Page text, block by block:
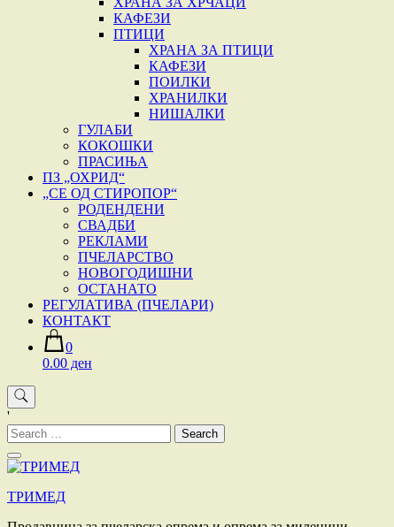
КАФЕЗИ
ПТИЦИ
ХРАНА ЗА ПТИЦИ
КАФЕЗИ
ПОИЛКИ
ХРАНИЛКИ
НИШАЛКИ
ГУЛАБИ
КОКОШКИ
ПРАСИЊА
ПЗ „ОХРИД“
„СЕ ОД СТИРОПОР“
РОДЕНДЕНИ
СВАДБИ
РЕКЛАМИ
ПЧЕЛАРСТВО
НОВОГОДИШНИ
ОСТАНАТО
РЕГУЛАТИВА (ПЧЕЛАРИ)
КОНТАКТ
0
0.00 ден
'
Search
for:
ТРИМЕД